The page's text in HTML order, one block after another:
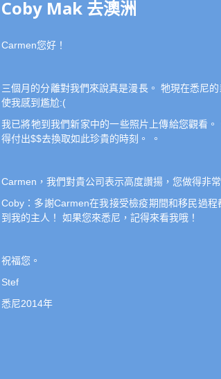
Coby Mak 去澳洲
Carmen您好！
三個月的分離對我們來說真是漫長。 牠現在悉尼
使我感到尷尬:(
我已將牠到我們新家中的一些照片上傳給您觀看
得付出$$去換取如此珍貴的時刻。 。
Carmen，我們對貴公司表示高度讚揚，您做得非
Coby：多謝Carmen在我接受檢疫期間和移民過
到我的主人！ 如果您來悉尼，記得來看我哦！
祝福您。
Stef
悉尼2014年